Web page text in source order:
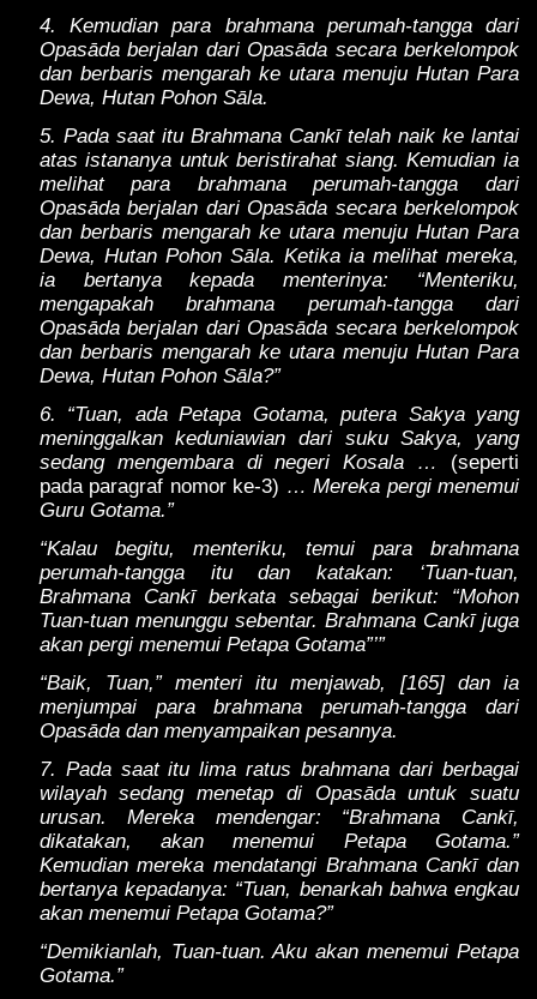
4. Kemudian para brahmana perumah-tangga dari
Opasāda berjalan dari Opasāda secara berkelompok
dan berbaris mengarah ke utara menuju Hutan Para
Dewa, Hutan Pohon Sāla.
5. Pada saat itu Brahmana Cankī telah naik ke lantai
atas istananya untuk beristirahat siang. Kemudian ia
melihat para brahmana perumah-tangga dari
Opasāda berjalan dari Opasāda secara berkelompok
dan berbaris mengarah ke utara menuju Hutan Para
Dewa, Hutan Pohon Sāla. Ketika ia melihat mereka,
ia bertanya kepada menterinya: “Menteriku,
mengapakah brahmana perumah-tangga dari
Opasāda berjalan dari Opasāda secara berkelompok
dan berbaris mengarah ke utara menuju Hutan Para
Dewa, Hutan Pohon Sāla?”
6. “Tuan, ada Petapa Gotama, putera Sakya yang
meninggalkan keduniawian dari suku Sakya, yang
sedang mengembara di negeri Kosala … (seperti
pada paragraf nomor ke-3) … Mereka pergi menemui
Guru Gotama.”
“Kalau begitu, menteriku, temui para brahmana
perumah-tangga itu dan katakan: ‘Tuan-tuan,
Brahmana Cankī berkata sebagai berikut: “Mohon
Tuan-tuan menunggu sebentar. Brahmana Cankī juga
akan pergi menemui Petapa Gotama”’”
“Baik, Tuan,” menteri itu menjawab, [165] dan ia
menjumpai para brahmana perumah-tangga dari
Opasāda dan menyampaikan pesannya.
7. Pada saat itu lima ratus brahmana dari berbagai
wilayah sedang menetap di Opasāda untuk suatu
urusan. Mereka mendengar: “Brahmana Cankī,
dikatakan, akan menemui Petapa Gotama.”
Kemudian mereka mendatangi Brahmana Cankī dan
bertanya kepadanya: “Tuan, benarkah bahwa engkau
akan menemui Petapa Gotama?”
“Demikianlah, Tuan-tuan. Aku akan menemui Petapa
Gotama.”